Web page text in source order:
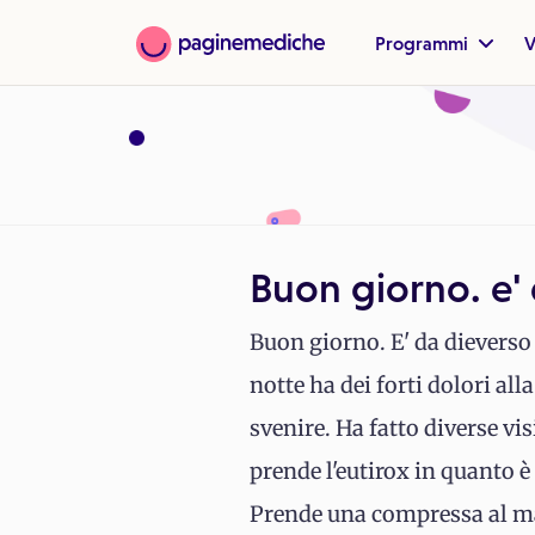
Programmi
Buon giorno. e'
Buon giorno. E' da
notte ha dei forti dolori alla
svenire. Ha fatto diverse
prende l'eutirox in quanto
Prende una compressa al